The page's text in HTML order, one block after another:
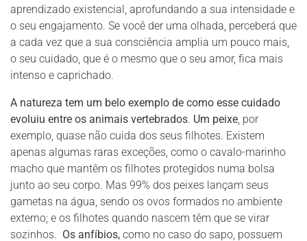
aprendizado existencial, aprofundando a sua intensidade e
o seu engajamento. Se você der uma olhada, perceberá que
a cada vez que a sua consciência amplia um pouco mais,
o seu cuidado, que é o mesmo que o seu amor, fica mais
intenso e caprichado.
A natureza tem um belo exemplo de como esse cuidado
evoluiu entre os animais vertebrados. Um peixe, por
exemplo, quase não cuida dos seus filhotes. Existem
apenas algumas raras exceções, como o cavalo-marinho
macho que mantêm os filhotes protegidos numa bolsa
junto ao seu corpo. Mas 99% dos peixes lançam seus
gametas na água, sendo os ovos formados no ambiente
externo; e os filhotes quando nascem têm que se virar
sozinhos. Os anfíbios, como no caso do sapo, possuem